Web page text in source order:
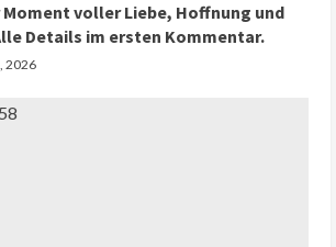
voller Liebe, Hoffnung und
Details im ersten Kommentar.
2026